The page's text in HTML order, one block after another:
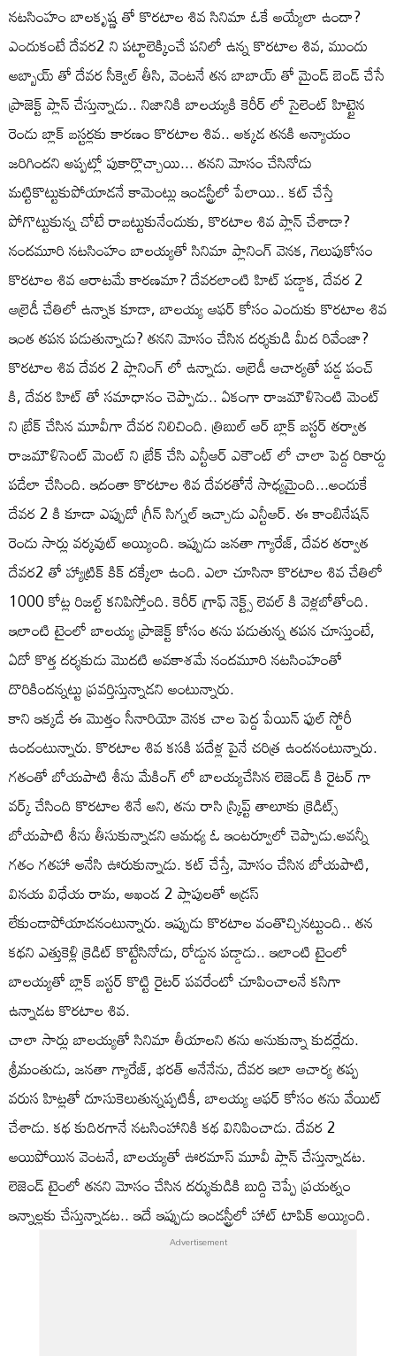
నటసింహం బాలకృష్ణ తో కొరటాల శివ సినిమా ఓకే అయ్యేలా ఉందా?
ఎందుకంటే దేవర2 ని పట్టాలెక్కించే పనిలో ఉన్న కొరటాల శివ, ముందు
అబ్బాయ్ తో దేవర సీక్వెల్ తీసి, వెంటనే తన బాబాయ్ తో మైండ్ బెండ్ చేసే
ప్రాజెక్ట్ ప్లాన్ చేస్తున్నాడు.. నిజానికి బాలయ్యకి కెరీర్ లో సైలెంట్ హిట్టైన
రెండు బ్లాక్ బస్టర్లకు కారణం కొరటాల శివ.. అక్కడ తనకి అన్యాయం
జరిగిందని అప్పట్లో పుకార్లొచ్చాయి... తనని మోసం చేసినోడు
మట్టికొట్టుకుపోయాడనే కామెంట్లు ఇండస్ట్రీలో పేలాయి.. కట్ చేస్తే
పోగొట్టుకున్న చోటే రాబట్టుకునేందుకు, కొరటాల శివ ప్లాన్ చేశాడా?
నందమూరి నటసింహం బాలయ్యతో సినిమా ప్లానింగ్ వెనక, గెలుపుకోసం
కొరటాల శివ ఆరాటమే కారణమా? దేవరలాంటి హిట్ పడ్డాక, దేవర 2
ఆల్రెడీ చేతిలో ఉన్నాక కూడా, బాలయ్య ఆఫర్ కోసం ఎందుకు కొరటాల శివ
ఇంత తపన పడుతున్నాడు? తనని మోసం చేసిన దర్శకుడి మీద రివేంజా?
కొరటాల శివ దేవర 2 ప్లానింగ్ లో ఉన్నాడు. ఆల్రెడీ ఆచార్యతో పడ్డ పంచ్
కి, దేవర హిట్ తో సమాధానం చెప్పాడు.. ఏకంగా రాజమౌళిసెంటి మెంట్
ని బ్రేక్ చేసిన మూవీగా దేవర నిలిచింది. త్రిబుల్ ఆర్ బ్లాక్ బస్టర్ తర్వాత
రాజమౌళిసెంట్ మెంట్ ని బ్రేక్ చేసి ఎన్టీఆర్ ఎకౌంట్ లో చాలా పెద్ద రికార్డు
పడేలా చేసింది. ఇదంతా కొరటాల శివ దేవరతోనే సాధ్యమైంది...అందుకే
దేవర 2 కి కూడా ఎప్పుడో గ్రీన్ సిగ్నల్ ఇచ్చాడు ఎన్టీఆర్. ఈ కాంబినేషన్
రెండు సార్లు వర్కవుట్ అయ్యింది. ఇప్పుడు జనతా గ్యారేజ్, దేవర తర్వాత
దేవర2 తో హ్యాట్రిక్ కిక్ దక్కేలా ఉంది. ఎలా చూసినా కొరటాల శివ చేతిలో
1000 కోట్ల రిజల్ట్ కనిపిస్తోంది. కెరీర్ గ్రాఫ్ నెక్ట్స్ లెవల్ కి వెళ్లబోతోంది.
ఇలాంటి టైంలో బాలయ్య ప్రాజెక్ట్ కోసం తను పడుతున్న తపన చూస్తుంటే,
ఏదో కొత్త దర్శకుడు మొదటి అవకాశమే నందమూరి నటసింహంతో
దొరికిందన్నట్టు ప్రవర్తిస్తున్నాడని అంటున్నారు.
కాని ఇక్కడే ఈ మొత్తం సీనారియో వెనక చాల పెద్ద పేయిన్ ఫుల్ స్టోరీ
ఉందంటున్నారు. కొరటాల శివ కసకి పదేళ్ల పైనే చరిత్ర ఉందనంటున్నారు.
గతంతో బోయపాటి శీను మేకింగ్ లో బాలయ్యచేసిన లెజెండ్ కి రైటర్ గా
వర్క్ చేసింది కొరటాల శినే అని, తను రాసి స్క్రిప్ట్ తాలూకు క్రెడిట్స్
బోయపాటి శీను తీసుకున్నాడని ఆమధ్య ఓ ఇంటర్వూలో చెప్పాడు.అవన్నీ
గతం గతహా అనేసి ఊరుకున్నాడు. కట్ చేస్తే, మోసం చేసిన బోయపాటి,
వినయ విధేయ రామ, అఖండ 2 ప్లాపులతో అడ్రస్
లేకుండాపోయాడనంటున్నారు. ఇప్పుడు కొరటాల వంతొచ్చినట్టుంది.. తన
కథని ఎత్తుకెళ్లి క్రెడిట్ కొట్టేసినోడు, రోడ్డున పడ్డాడు.. ఇలాంటి టైంలో
బాలయ్యతో బ్లాక్ బస్టర్ కొట్టి రైటర్ పవరేంటో చూపించాలనే కసిగా
ఉన్నాడట కొరటాల శివ.
చాలా సార్లు బాలయ్యతో సినిమా తీయాలని తను అనుకున్నా కుదర్లేదు.
శ్రీమంతుడు, జనతా గ్యారేజ్, భరత్ అనేనేను, దేవర ఇలా ఆచార్య తప్ప
వరుస హిట్లతో దూసుకెలుతున్నప్పటికీ, బాలయ్య ఆఫర్ కోసం తను వేయిట్
చేశాడు. కథ కుదిరగానే నటసింహానికి కథ వినిపించాడు. దేవర 2
అయిపోయిన వెంటనే, బాలయ్యతో ఊరమాస్ మూవీ ప్లాన్ చేస్తున్నాడట.
లెజెండ్ టైంలో తనని మోసం చేసిన దర్శుకుడికి బుద్ది చెప్పే ప్రయత్నం
ఇన్నాల్లకు చేస్తున్నాడట.. ఇదే ఇప్పుడు ఇండస్ట్రీలో హాట్ టాపిక్ అయ్యింది.